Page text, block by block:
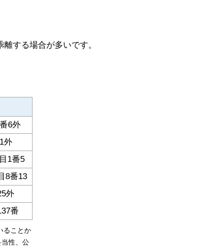
する場合が多いです。
6外
外
1番5
8番13
外
番
ることか
性、公